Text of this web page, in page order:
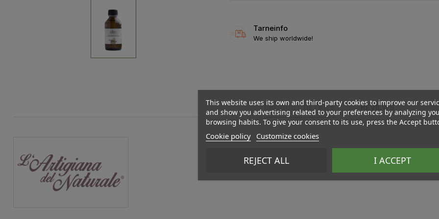
Tarneinfo
We ship worldwide!
PRODUCT DETAILS REVIEWS
This website uses its own and third-party cookies to improve our
and show you advertising related to your preferences by analyzing
browsing habits. To give your consent to its use, press the Accept
Cookie policy Customize cookies
REJECT ALL I ACCEPT